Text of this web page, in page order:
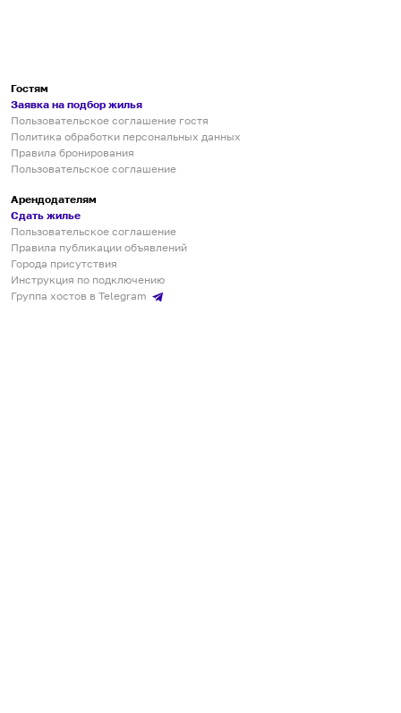
Гостям
Заявка на подбор жилья
Пользовательское соглашение гостя
Политика обработки персональных данных
Правила бронирования
Пользовательское соглашение
Арендодателям
Сдать жилье
Пользовательское соглашение
Правила публикации объявлений
Города присутствия
Инструкция по подключению
Группа хостов в Telegram